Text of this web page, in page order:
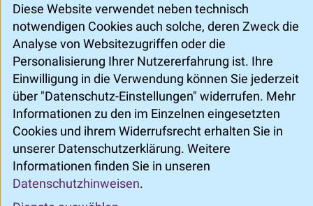
Freitag: 7:30 Uhr - 13:30 Uhr
©ZertSozial
Diese Website verwendet neben technisch
notwendigen Cookies auch solche, deren Zweck die
Analyse von Websitezugriffen oder die
Personalisierung Ihrer Nutzererfahrung ist. Ihre
Einwilligung in die Verwendung können Sie jederzeit
über "Datenschutz-Einstellungen" widerrufen. Mehr
Informationen zu den im Einzelnen eingesetzten
Cookies und ihrem Widerrufsrecht erhalten Sie in
unserer Datenschutzerklärung. Weitere
Informationen finden Sie in unseren
Datenschutzhinweisen.